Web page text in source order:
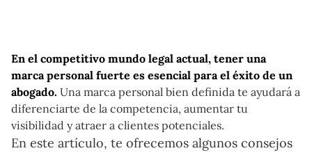
En el competitivo mundo legal actual, tener una
marca personal fuerte es esencial para el éxito de un
abogado. Una marca personal bien definida te ayudará a
diferenciarte de la competencia, aumentar tu
visibilidad y atraer a clientes potenciales.
En este artículo, te ofrecemos algunos consejos